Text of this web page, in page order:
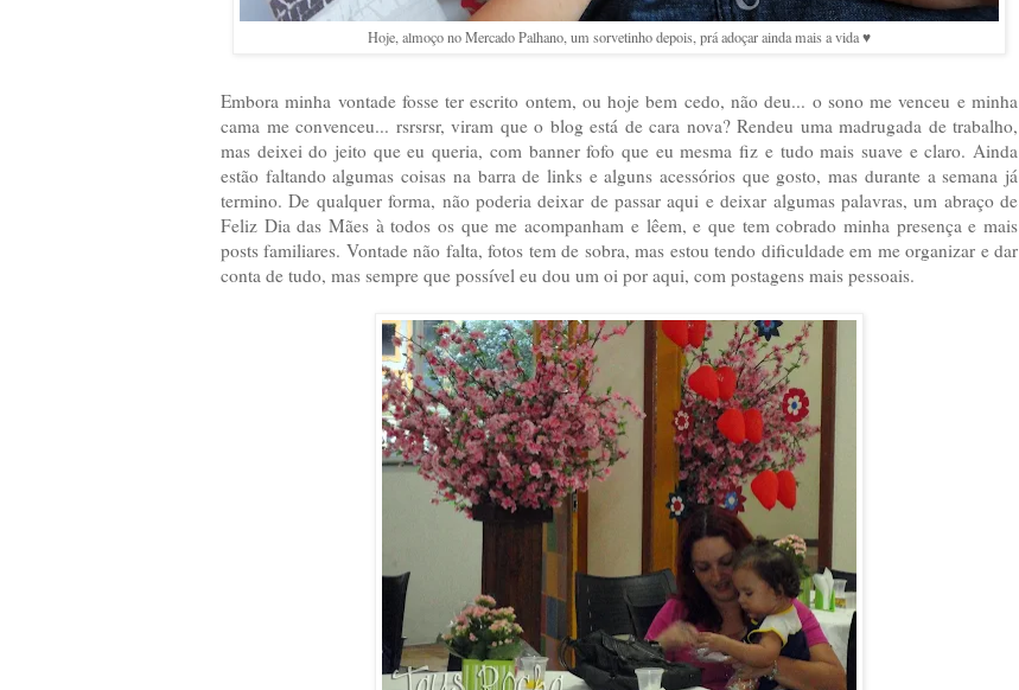
Hoje, almoço no Mercado Palhano, um sorvetinho depois, prá adoçar ainda mais a vida ♥
Embora minha vontade fosse ter escrito ontem, ou hoje bem cedo, não deu... o sono me venceu e minha
cama me convenceu... rsrsrsr, viram que o blog está de cara nova? Rendeu uma madrugada de trabalho,
mas deixei do jeito que eu queria, com banner fofo que eu mesma fiz e tudo mais suave e claro. Ainda
estão faltando algumas coisas na barra de links e alguns acessórios que gosto, mas durante a semana já
termino. De qualquer forma, não poderia deixar de passar aqui e deixar algumas palavras, um abraço de
Feliz Dia das Mães à todos os que me acompanham e lêem, e que tem cobrado minha presença e mais
posts familiares. Vontade não falta, fotos tem de sobra, mas estou tendo dificuldade em me organizar e dar
conta de tudo, mas sempre que possível eu dou um oi por aqui, com postagens mais pessoais.